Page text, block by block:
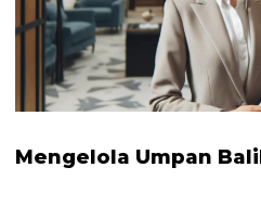
Mengelola Umpan